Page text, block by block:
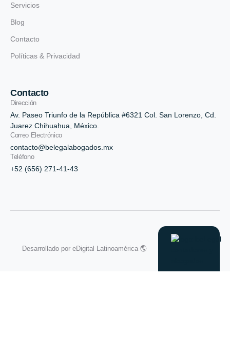
Servicios
Blog
Contacto
Políticas & Privacidad
Contacto
Dirección
Av. Paseo Triunfo de la República #6321 Col. San Lorenzo, Cd.
Juarez Chihuahua, México.
Correo Electrónico
contacto@belegalabogados.mx
Teléfono
+52 (656) 271-41-43
Desarrollado por eDigital Latinoamérica 🌎